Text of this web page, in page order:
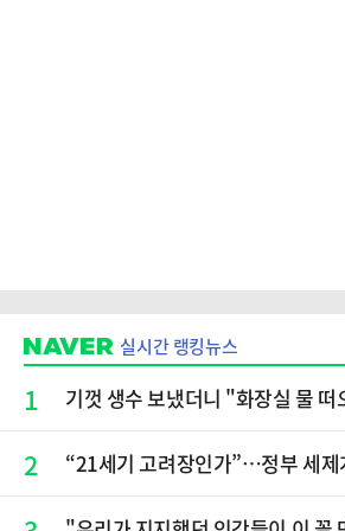
실시간 랭킹뉴스
1 기껏 생수 보냈더니 "화장실 물
2 “21세기 고려장인가”…정부 세제